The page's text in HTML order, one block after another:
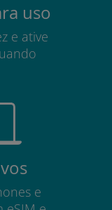
uso
e ative
e